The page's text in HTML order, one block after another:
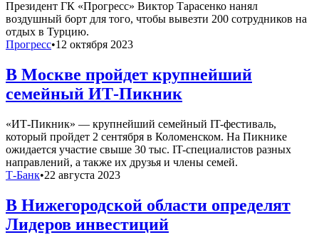
Президент ГК «Прогресс» Виктор Тарасенко нанял
воздушный борт для того, чтобы вывезти 200 сотрудников на
отдых в Турцию.
Прогресс•12 октября 2023
В Москве пройдет крупнейший
семейный ИТ-Пикник
«ИТ-Пикник» — крупнейший семейный IT-фестиваль,
который пройдет 2 сентября в Коломенском. На Пикнике
ожидается участие свыше 30 тыс. IT-специалистов разных
направлений, а также их друзья и члены семей.
Т-Банк•22 августа 2023
В Нижегородской области определят
Лидеров инвестиций